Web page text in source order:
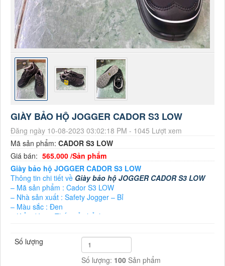
GIÀY BẢO HỘ JOGGER CADOR S3 LOW
Đăng ngày 10-08-2023 03:02:18 PM - 1045 Lượt xem
Mã sản phẩm: CADOR S3 LOW
Giá bán: 565.000 /Sản phẩm
Giày bảo hộ JOGGER CADOR S3 LOW
Thông tin chi tiết về Giày bảo hộ JOGGER CADOR S3 LOW
– Mã sản phẩm : Cador S3 LOW
– Nhà sản xuất : Safety Jogger – Bỉ
– Màu sắc : Đen
– Kiểu dáng : Thấp cổ, thể thao
– Mũi giày : Bằng thép chống dập ngón chân.
– Đế giữa : Có lót thép chống đâm xuyên.
– Mặt trong giày : 3D-Mesh khô thoáng, dễ chịu khi mang nhiều
Số lượng
Số lượng: 100 Sản phẩm